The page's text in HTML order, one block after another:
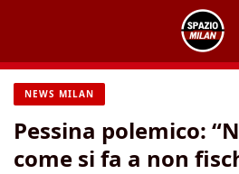
contenuto
NEWS MILAN
Pessina polemico:
come si fa a non